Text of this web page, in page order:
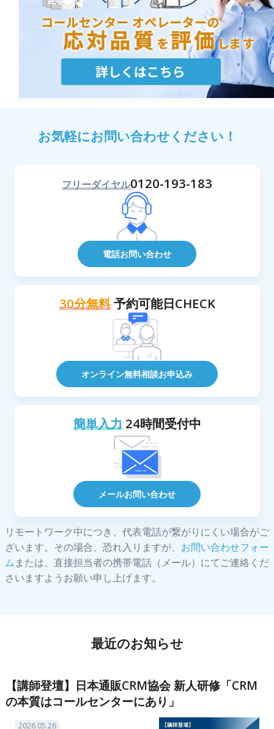
お気軽にお問い合わせください！
フリーダイヤル0120-193-183
電話お問い合わせ
30分無料予約可能日CHECK
オンライン無料相談お申込み
簡単入力24時間受付中
メールお問い合わせ
リモートワーク中につき、代表電話が繋がりにくい場合がご
ざいます。その場合、恐れ入りますが、 お問い合わせフォー
ムまたは、直接担当者の携帯電話（メール）にてご連絡くだ
さいますようお願い申し上げます。
最近のお知らせ
【講師登壇】日本通販CRM協会 新人研修「CRM
の本質はコールセンターにあり」
2026.05.26